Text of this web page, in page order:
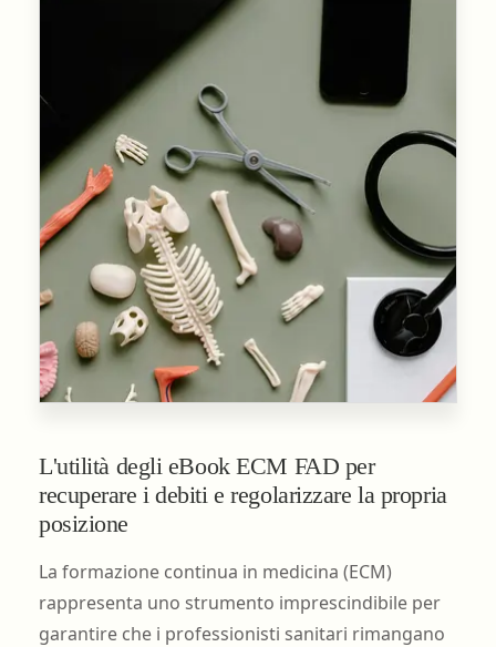
L'utilità degli eBook ECM FAD per
recuperare i debiti e regolarizzare la propria
posizione
La formazione continua in medicina (ECM)
rappresenta uno strumento imprescindibile per
garantire che i professionisti sanitari rimangano